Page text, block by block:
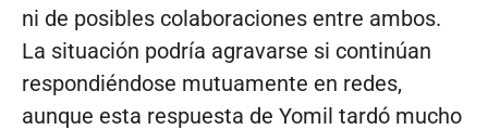
ni de posibles colaboraciones entre ambos.
La situación podría agravarse si continúan
respondiéndose mutuamente en redes,
aunque esta respuesta de Yomil tardó mucho